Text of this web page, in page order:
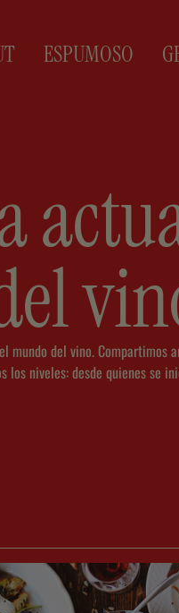
ESPUMOSO
mundo del vino. Compartimos
los niveles: desde quienes se